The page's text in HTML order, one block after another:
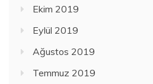
Ekim 2019
Eylül 2019
Ağustos 2019
Temmuz 2019